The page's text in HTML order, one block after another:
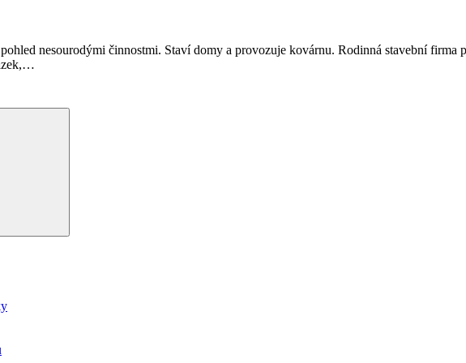
nesourodými činnostmi. Staví domy a provozuje kovárnu. Rodinná stavební firma
…